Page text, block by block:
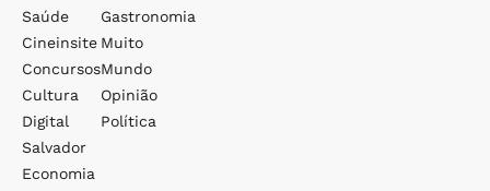
Saúde
Cineinsite
Concursos
Cultura
Digital
Salvador
Economia
Gastronomia
Muito
Mundo
Opinião
Política